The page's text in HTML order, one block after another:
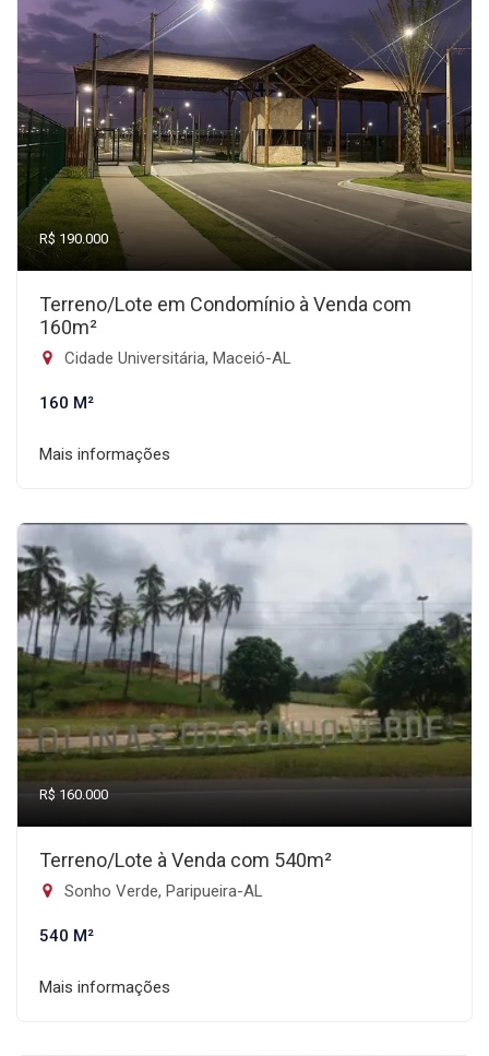
R$ 190.000
Terreno/Lote em Condomínio à Venda com
160m²
Cidade Universitária, Maceió-AL
160 M²
Mais informações
R$ 160.000
Terreno/Lote à Venda com 540m²
Sonho Verde, Paripueira-AL
540 M²
Mais informações